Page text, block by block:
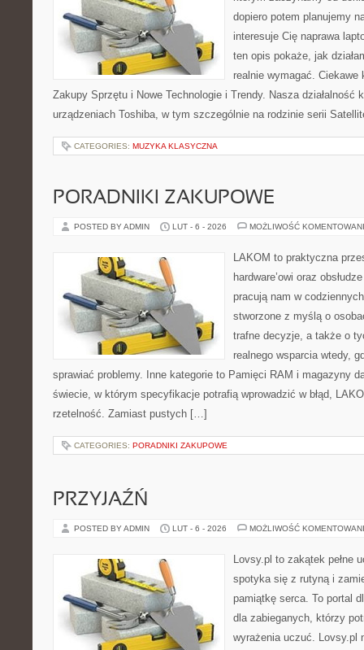
dopiero potem planujemy
interesuje Cię naprawa
ten opis pokaże, jak
realnie wymagać. Ciekawe
Zakupy Sprzętu i Nowe Technologie i Trendy. Nasza działalność
urządzeniach Toshiba, w tym szczególnie na rodzinie serii
CATEGORIES: MUZYKA KLASYCZNA
PORADNIKI ZAKUPOWE
POSTED BY ADMIN LUT - 6 - 2026 MOŻLIWOŚĆ
LAKOM to praktyczna
hardware’owi oraz
pracują nam w
stworzone z myślą o
trafne decyzje, a także o
realnego wsparcia wtedy,
sprawiać problemy. Inne kategorie to Pamięci RAM i magazyny
świecie, w którym specyfikacje potrafią wprowadzić w błąd,
rzetelność. Zamiast pustych […]
CATEGORIES: PORADNIKI ZAKUPOWE
PRZYJAŹŃ
POSTED BY ADMIN LUT - 6 - 2026 MOŻLIWOŚĆ
Lovsy.pl to zakątek pełne
spotyka się z rutyną i
pamiątkę serca. To portal
dla zabieganych, którzy
wyrażenia uczuć. Lovsy.pl